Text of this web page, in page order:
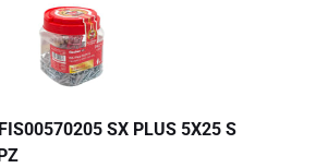
FIS00570205 SX PLUS 5X25 S